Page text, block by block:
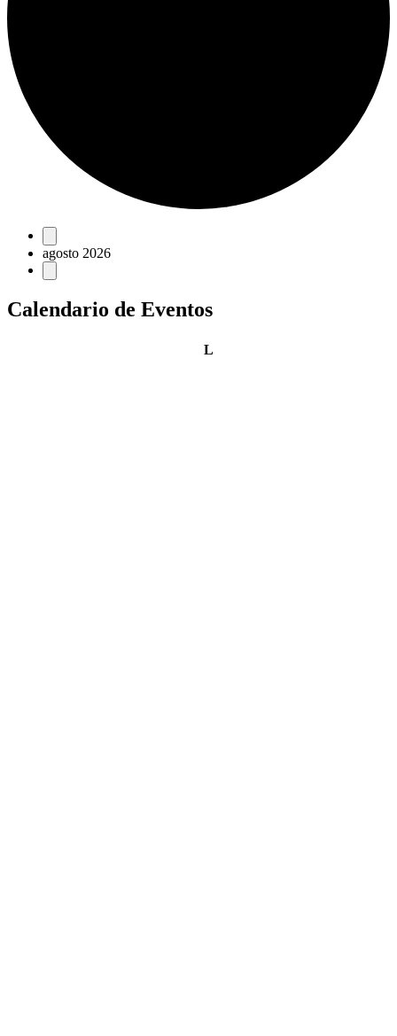
Eventos
agosto 2026
Calendario de Eventos
Llunes